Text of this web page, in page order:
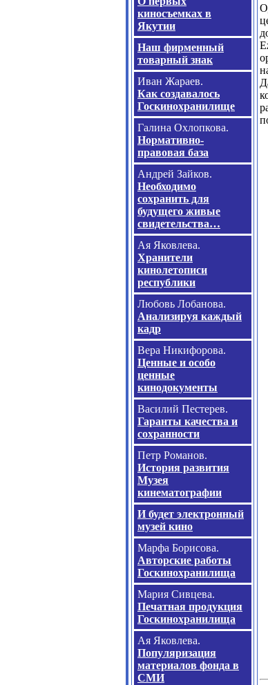
киносъемках в
Якутии
Наш фирменный
товарный знак
Иван Жараев.
Как создавалось
Госкинохранилище
Галина Охлопкова.
Нормативно-
правовая база
Андрей Зайков.
Необходимо
сохранить для
будущего живые
свидетельства…
Ая Яковлева.
Хранители
кинолетописи
республики
Любовь Лобанова.
Анализируя каждый
кадр
Вера Никифорова.
Ценные и особо
ценные
кинодокументы
Василий Пестерев.
Гаранты качества и
сохранности
Петр Романов.
История развития
Музея
кинематографии
И будет электронный
музей кино
Марфа Борисова.
Авторские работы
Госкинохранилища
Мария Сивцева.
Печатная продукция
Госкинохранилища
Ая Яковлева.
Популяризация
материалов фонда в
СМИ